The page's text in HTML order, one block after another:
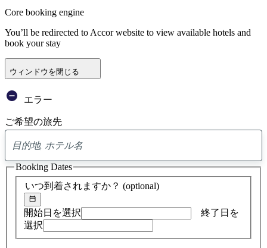
Core booking engine
You’ll be redirected to Accor website to view available hotels and
book your stay
ウィンドウを閉じる
エラー
ご希望の旅先
ア
ド
バ
イ
検
索
いつ到着されますか？ (optional)
開始日を選択
終了日を
選択
Booking Dates